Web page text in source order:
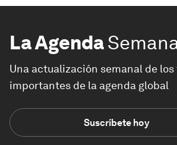
La Agenda
Una actualización semanal de
importantes de la agenda global
Suscríbete hoy